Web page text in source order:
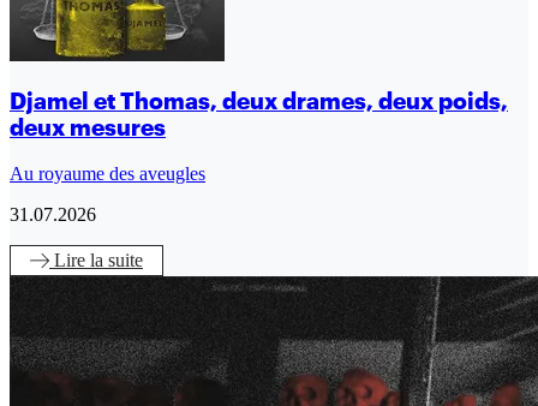
Djamel et Thomas, deux drames, deux poids,
deux mesures
Au royaume des aveugles
31.07.2026
Lire la suite